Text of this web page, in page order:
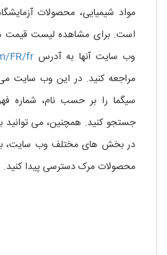
مواد شیمیایی، محصولات
است. برای مشاهده لیست قیمت
وب سایت آنها به آدرس FR/fr
مراجعه کنید. در این وب سایت
سیگما را بر حسب نام، شماره
جستجو کنید. همچنین، می
در بخش های مختلف وب سایت،
محصولات مرک دسترسی پیدا کنید.